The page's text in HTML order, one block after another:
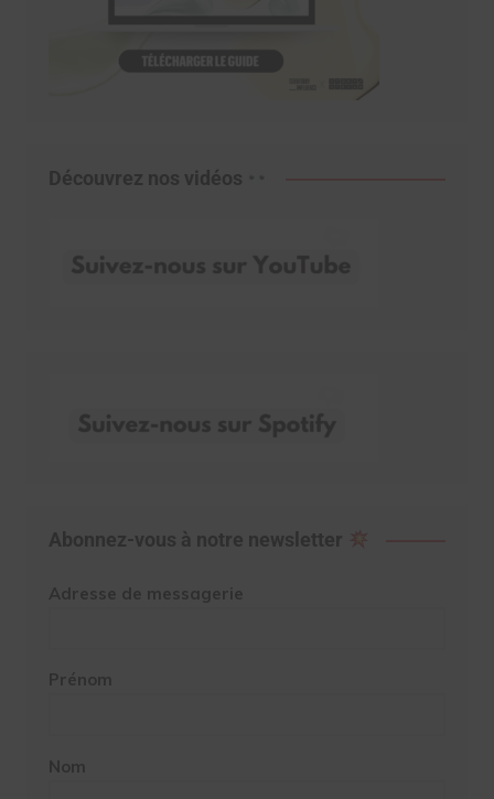
Découvrez nos vidéos
Abonnez-vous à notre newsletter
Adresse de messagerie
Prénom
Nom